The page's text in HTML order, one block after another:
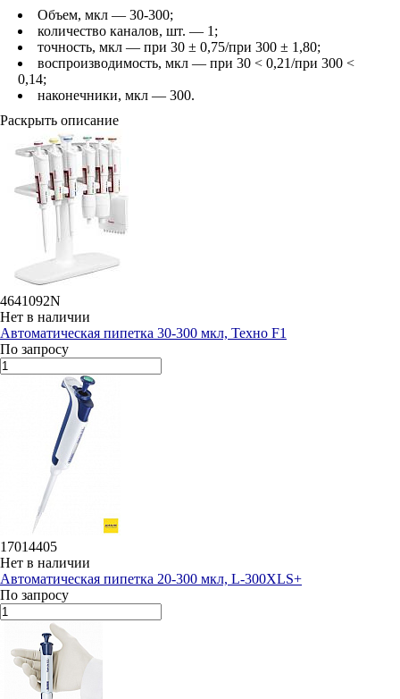
Объем, мкл — 30-300;
количество каналов, шт. — 1;
точность, мкл — при 30 ± 0,75/при 300 ± 1,80;
воспроизводимость, мкл — при 30 < 0,21/при 300 <
0,14;
наконечники, мкл — 300.
Раскрыть описание
4641092N
Нет в наличии
Автоматическая пипетка 30-300 мкл, Техно F1
По запросу
17014405
Нет в наличии
Автоматическая пипетка 20-300 мкл, L-300XLS+
По запросу